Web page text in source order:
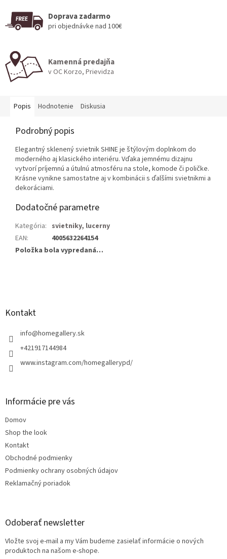
Doprava zadarmo
pri objednávke nad 100€
Kamenná predajňa
v OC Korzo, Prievidza
Popis Hodnotenie Diskusia
Podrobný popis
Elegantný sklenený svietnik SHINE je štýlovým doplnkom do
moderného aj klasického interiéru. Vďaka jemnému dizajnu
vytvorí príjemnú a útulnú atmosféru na stole, komode či poličke.
Krásne vynikne samostatne aj v kombinácii s ďalšími svietnikmi a
dekoráciami.
Dodatočné parametre
Kategória: svietniky, lucerny
EAN:
4005632264154
Položka bola vypredaná…
Kontakt
info@homegallery.sk
+421917144984
www.instagram.com/homegallerypd/
Informácie pre vás
Domov
Shop the look
Kontakt
Obchodné podmienky
Podmienky ochrany osobných údajov
Reklamačný poriadok
Odoberať newsletter
Vložte svoj e-mail a my Vám budeme zasielať informácie o nových
produktoch na našom e-shope.